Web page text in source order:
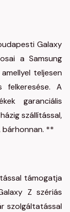
Galaxy
a Samsung
teljesen
felkeresése. A
garanciális
szállítással,
bárhonnan. **
támogatja
Z szériás
szolgáltatással